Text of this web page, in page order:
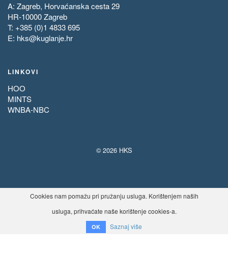
A: Zagreb, Horvaćanska cesta 29
HR-10000 Zagreb
T: +385 (0)1 4833 695
E: hks@kuglanje.hr
LINKOVI
HOO
MINTS
WNBA-NBC
© 2026 HKS
Cookies nam pomažu pri pružanju usluga. Korištenjem naših
usluga, prihvaćate naše korištenje cookies-a.
OK Saznaj više